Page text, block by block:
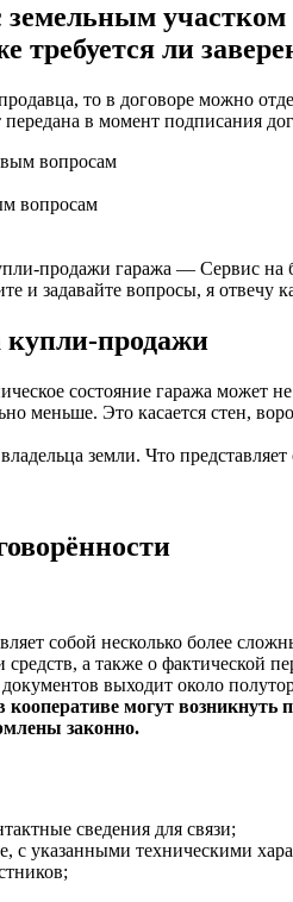
ли
то в договоре можно
в момент подписания
вопросам
продажи гаража — Сервис на
и задавайте вопросы, я отвечу
купли-продажи
состояние гаража
меньше. Это касается стен,
земли. Что
собой несколько более
а также о фактической
выходит около
могут
законно.
сведения для связи;
с указанными техническими